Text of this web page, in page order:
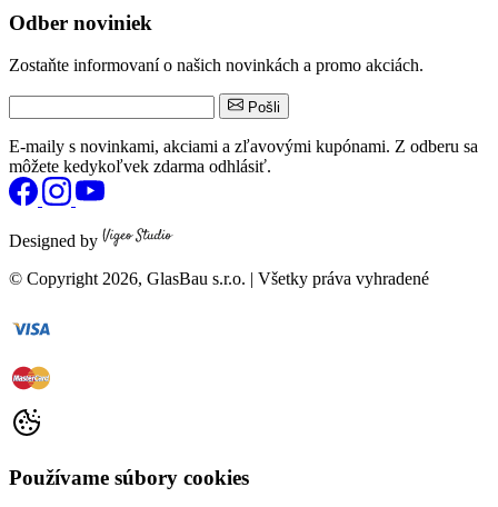
Odber noviniek
Zostaňte informovaní o našich novinkách a promo akciách.
Pošli
E-maily s novinkami, akciami a zľavovými kupónami. Z odberu sa
môžete kedykoľvek zdarma odhlásiť.
Designed by
© Copyright2026, GlasBau s.r.o. | Všetky práva vyhradené
Používame súbory cookies